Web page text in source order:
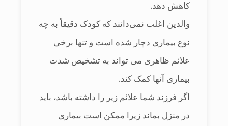
کاهش دهد.
والدین اغلب نمی‌دانند که کودک دقیقاً به چه
نوع بیماری دچار شده است و تنها برخی
علائم ظاهری می تواند به تشخیص شدت
بیماری آن‎ها کمک کند.
اگر فرزند شما علائم زیر را داشته باشد، باید
در منزل بماند زیرا ممکن است بیماری